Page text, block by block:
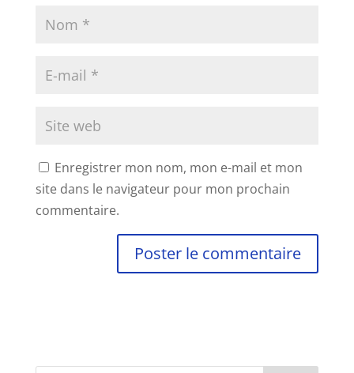
Enregistrer mon nom, mon e-mail et mon
site dans le navigateur pour mon prochain
commentaire.